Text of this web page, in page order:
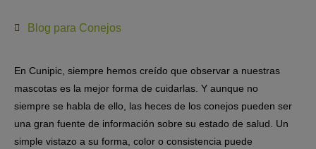
Blog para Conejos
En Cunipic, siempre hemos creído que observar a nuestras
mascotas es la mejor forma de cuidarlas. Y aunque no
siempre se habla de ello, las heces de los conejos pueden ser
una gran fuente de información sobre su estado de salud. Un
simple vistazo a su forma, color o consistencia puede